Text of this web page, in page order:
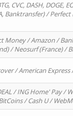
CVC, DASH, DOGE,
Banktransfer) /
Money / Amazon /
/ Neosurf (France) /
/ American Express
/ ING Home' Pay /
/ Cash U /